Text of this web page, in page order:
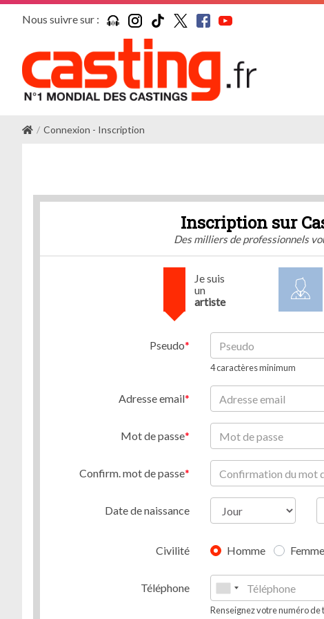
Nous suivre sur :
Connexion - Inscription
Inscription sur
Des milliers de professionnels
Je suis
un
artiste
Pseudo
4 caractères minimum
Adresse email
Mot de passe
Confirm. mot de passe
Date de naissance
Civilité Homme Femme
Téléphone
Renseignez votre numéro